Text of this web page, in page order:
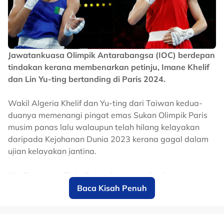
Jawatankuasa Olimpik Antarabangsa (IOC) berdepan
tindakan kerana membenarkan petinju, Imane Khelif
dan Lin Yu-ting bertanding di Paris 2024.
Wakil Algeria Khelif dan Yu-ting dari Taiwan kedua-
duanya memenangi pingat emas Sukan Olimpik Paris
musim panas lalu walaupun telah hilang kelayakan
daripada Kejohanan Dunia 2023 kerana gagal dalam
ujian kelayakan jantina.
Kini Persatuan Tinju Antarabangsa -- badan pimpinan
Russia yang mentadbir ujian 2023 yang dipertikaikan
itu -- telah melancarkan tindakan undang-undang
Baca Kisah Penuh